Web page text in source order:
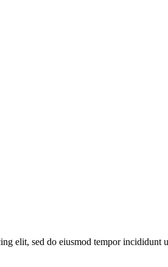
elit, sed do eiusmod tempor incididunt